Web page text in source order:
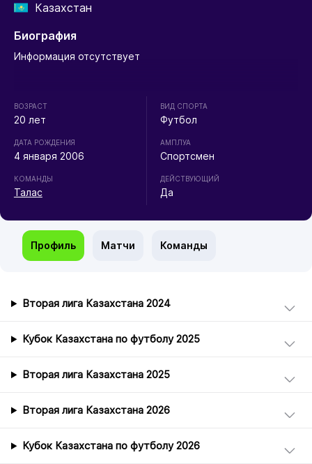
Казахстан
Биография
Информация отсутствует
ВОЗРАСТ
20 лет
ДАТА РОЖДЕНИЯ
4 января 2006
КОМАНДЫ
Талас
ВИД СПОРТА
Футбол
АМПЛУА
Спортсмен
ДЕЙСТВУЮЩИЙ
Да
Профиль Матчи Команды
Вторая лига Казахстана 2024
Кубок Казахстана по футболу 2025
Вторая лига Казахстана 2025
Вторая лига Казахстана 2026
Кубок Казахстана по футболу 2026